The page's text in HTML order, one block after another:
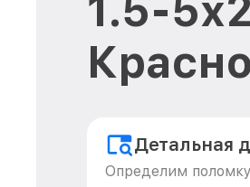
1.5-
Детальная
Определим